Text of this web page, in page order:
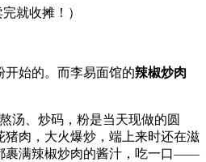
完就收摊！）
开始的。而李易面馆的辣椒炒肉
汤、炒码，粉是当天现做的圆
肉，大火爆炒，端上来时还在滋
裹满辣椒炒肉的酱汁，吃一口——